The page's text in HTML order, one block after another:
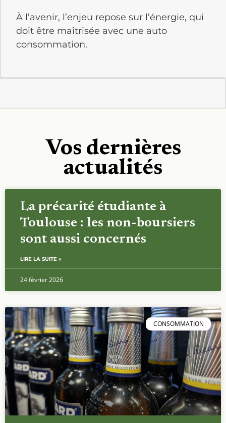
À l’avenir, l’enjeu repose sur l’énergie, qui
doit être maîtrisée avec une auto
consommation.
Vos dernières
actualités
La précarité étudiante à
Toulouse : les non-boursiers
sont aussi concernés
LIRE LA SUITE »
24 février 2026
CONSOMMATION